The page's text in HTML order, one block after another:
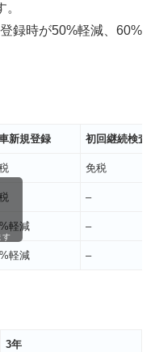
録時が50%軽減、60%
新規登録 初回継続検査
免税
–
軽減 –
軽減 –
す
3年